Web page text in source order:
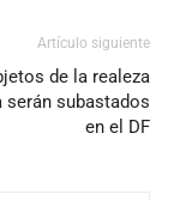
Artículo siguiente
de la realeza
serán subastados
en el DF